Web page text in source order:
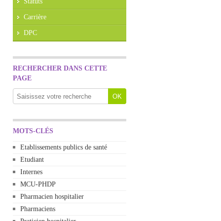
Carrière
DPC
RECHERCHER DANS CETTE
PAGE
MOTS-CLÉS
Etablissements publics de santé
Etudiant
Internes
MCU-PHDP
Pharmacien hospitalier
Pharmaciens